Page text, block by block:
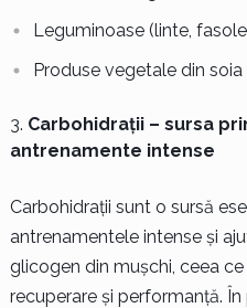
Leguminoase (linte,
Produse vegetale din
Carbohidrații – sursa
antrenamente intense
Carbohidrații sunt o sursă
antrenamentele intense și
glicogen din mușchi, ceea
recuperare și performanță.